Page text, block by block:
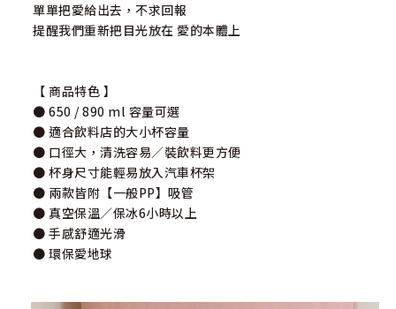
單單把愛給出去，不求回報
提醒我們重新把目光放在 愛的本體上
【 商品特色 】
● 650 / 890 ml 容量可選
● 適合飲料店的大小杯容量
● 口徑大，清洗容易／裝飲料更方便
● 杯身尺寸能輕易放入汽車杯架
● 兩款皆附【一般PP】吸管
● 真空保溫／保冰6小時以上
● 手感舒適光滑
● 環保愛地球